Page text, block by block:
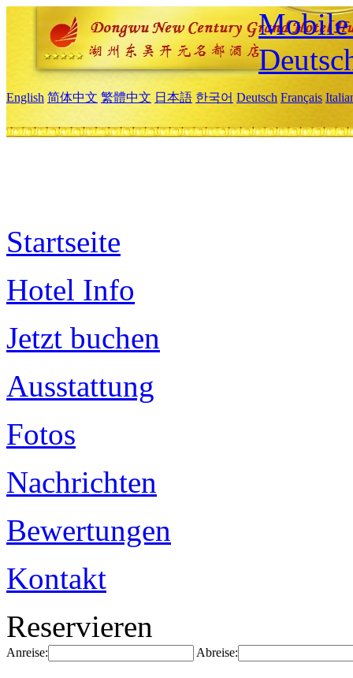
Mobile
English 简体中文 繁體中文 日本語 한국어 Deutsch Français
Startseite
Hotel Info
Jetzt buchen
Ausstattung
Fotos
Nachrichten
Bewertungen
Kontakt
Reservieren
Anreise: Abreise: